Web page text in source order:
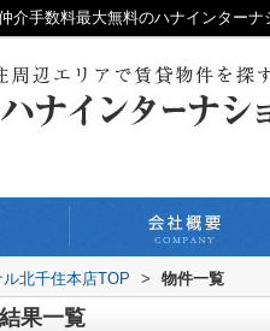
介手数料最大無料のハナインターナ
北千住本店TOP > 物件一覧
果一覧